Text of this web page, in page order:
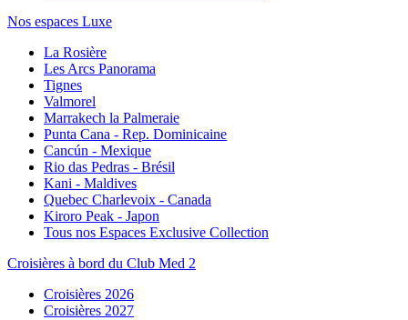
Nos espaces Luxe
La Rosière
Les Arcs Panorama
Tignes
Valmorel
Marrakech la Palmeraie
Punta Cana - Rep. Dominicaine
Cancún - Mexique
Rio das Pedras - Brésil
Kani - Maldives
Quebec Charlevoix - Canada
Kiroro Peak - Japon
Tous nos Espaces Exclusive Collection
Croisières à bord du Club Med 2
Croisières 2026
Croisières 2027